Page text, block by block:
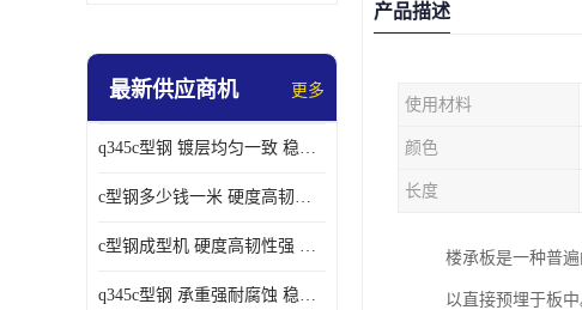
最新供应商机 更多
q345c型钢 镀层均匀一致 稳重支撑承载力大
c型钢多少钱一米 硬度高韧性强 光洁无毛刺
c型钢成型机 硬度高韧性强 防腐耐蚀性能好
q345c型钢 承重强耐腐蚀 稳重支撑承载力大
产品描述
使用材料
颜色
长度
楼承板是一种普
以直接预埋于板中